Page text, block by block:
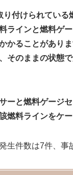
り付けられている
ラインと燃料ゲ
かることがあり
そのままの状態
ーと燃料ゲージ
燃料ラインをケ
件数は7件、事